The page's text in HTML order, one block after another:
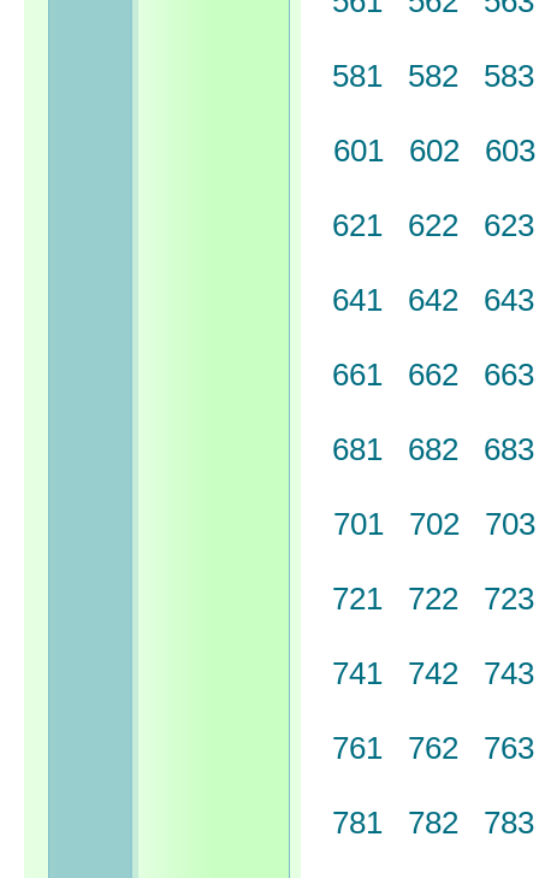
581 582
601 602
621 622
641 642
661 662
681 682
701 702
721 722
741 742
761 762
781 782